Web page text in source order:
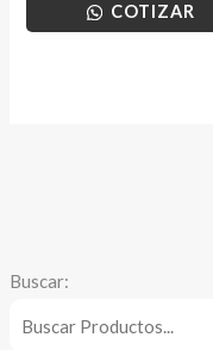
Buscar:
COTIZAR